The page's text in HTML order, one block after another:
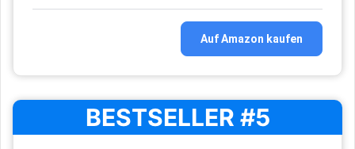
Auf Amazon kaufen
BESTSELLER #5